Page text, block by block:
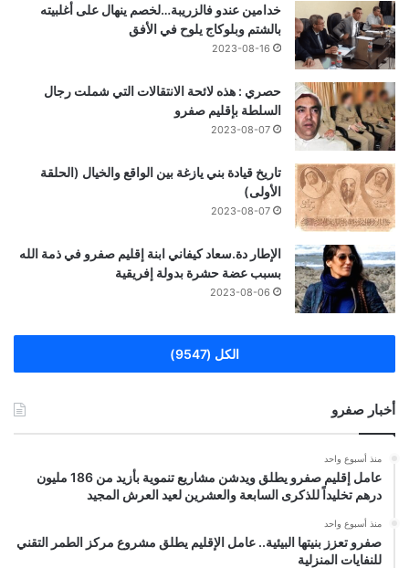
خدامين عندو فالزريبة…لخصم ينهال على أغلبيته
بالشتم وبلوكاج يلوح في الأفق
2023-08-16
حصري : هذه لائحة الانتقالات التي شملت رجال
السلطة بإقليم صفرو
2023-08-07
تاريخ قيادة بني يازغة بين الواقع والخيال (الحلقة
الأولى)
2023-08-07
الإطار دة.سعاد كيفاني ابنة إقليم صفرو في ذمة الله
بسبب عضة حشرة بدولة إفريقية
2023-08-06
الكل (9547)
أخبار صفرو
منذ أسبوع واحد
عامل إقليم صفرو يطلق ويدشن مشاريع تنموية بأزيد من 186 مليون
درهم تخليداً للذكرى السابعة والعشرين لعيد العرش المجيد
منذ أسبوع واحد
صفرو تعزز بنيتها البيئية.. عامل الإقليم يطلق مشروع مركز الطمر التقني
للنفايات المنزلية